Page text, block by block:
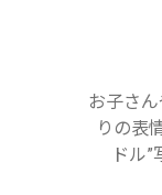
お子さ
りの表
ドル